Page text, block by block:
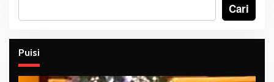
Cari
Puisi